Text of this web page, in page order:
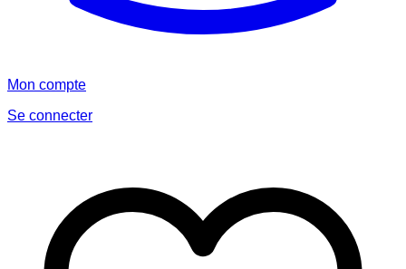
Mon compte
Se connecter